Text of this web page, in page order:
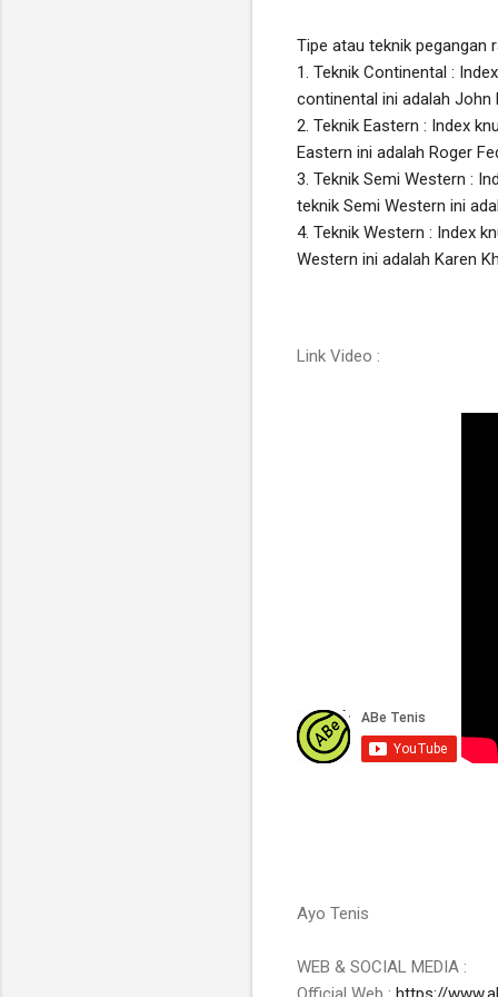
Tipe atau teknik pegangan
1. Teknik Continental :
continental ini adalah John
2. Teknik Eastern : Index
Eastern ini adalah Roger
3. Teknik Semi Western :
teknik Semi Western ini
4. Teknik Western : Index
Western ini adalah Karen
Link Video :
Ayo Tenis
WEB & SOCIAL MEDIA :